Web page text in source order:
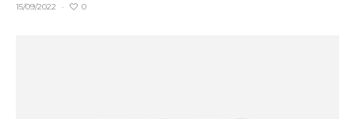
15/09/2022 · 0